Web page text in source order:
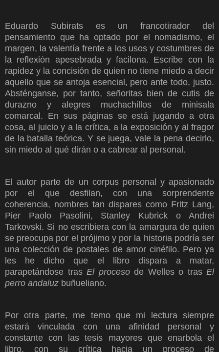
Eduardo Subirats es un francotirador del
pensamiento que ha optado por el nomadismo, el
margen, la valentía frente a los usos y costumbres de
la reflexión apesebrada y facilona. Escribe con la
rapidez y la concisión de quien no tiene miedo a decir
aquello que se antoja esencial, pero ante todo, justo.
Absténganse, por tanto, señoritas bien de cutis de
durazno y alegres muchachillos de minisala
comarcal. En sus páginas se está jugando a otra
cosa, al juicio y a la crítica, a la exposición y al fragor
de la batalla teórica. Y se juega, vale la pena decirlo,
sin miedo al qué dirán o a cabrear al personal.
El autor parte de un corpus personal y apasionado
por el que desfilan, con una sorprendente
coherencia, nombres tan dispares como Fritz Lang,
Pier Paolo Pasolini, Stanley Kubrick o Andrei
Tarkovski. Si no escribiera con la amargura de quien
se preocupa por el prójimo y por la historia podría ser
una colección de postales de amor cinéfilo. Pero ya
les he dicho que el libro dispara a matar,
parapetándose tras El procesode Welles o tras El
perro andaluz buñueliano.
Por otra parte, me temo que mi lectura siempre
estará vinculada con una afinidad personal y
constante con las tesis mayores que enarbola el
libro, con su crítica hacia un proceso de